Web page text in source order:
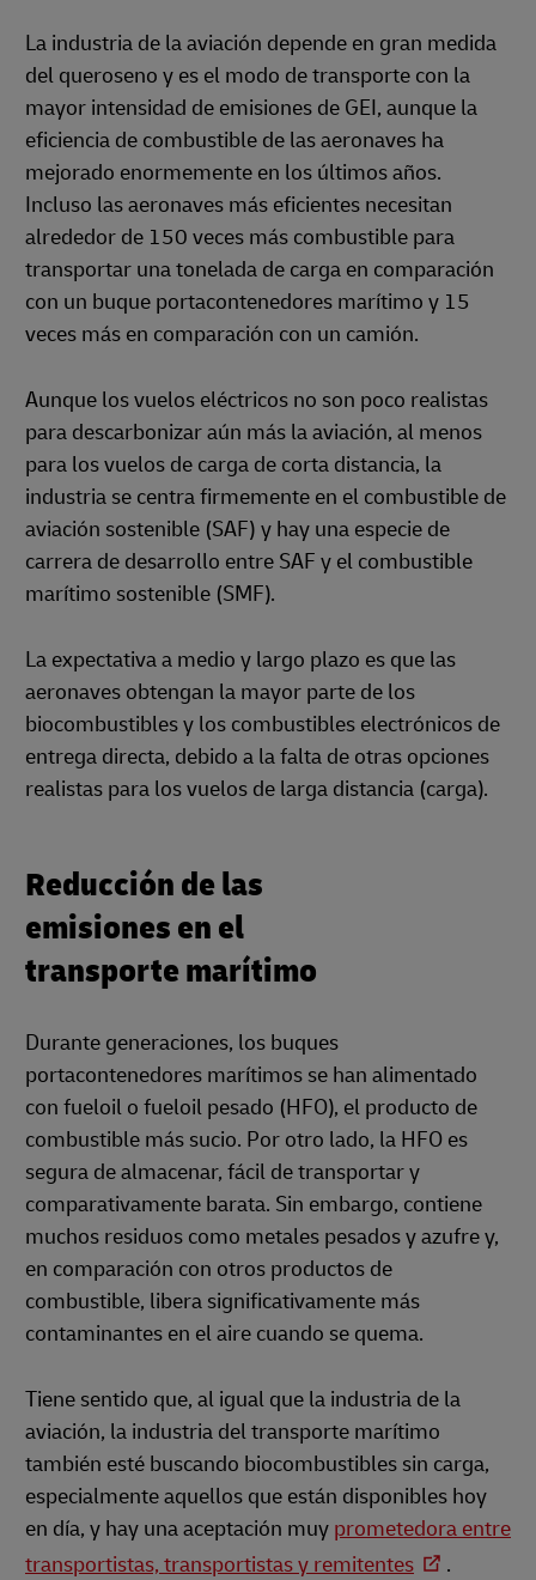
La industria de la aviación depende en gran medida
del queroseno y es el modo de transporte con la
mayor intensidad de emisiones de GEI, aunque la
eficiencia de combustible de las aeronaves ha
mejorado enormemente en los últimos años.
Incluso las aeronaves más eficientes necesitan
alrededor de 150 veces más combustible para
transportar una tonelada de carga en comparación
con un buque portacontenedores marítimo y 15
veces más en comparación con un camión.
Aunque los vuelos eléctricos no son poco realistas
para descarbonizar aún más la aviación, al menos
para los vuelos de carga de corta distancia, la
industria se centra firmemente en el combustible de
aviación sostenible (SAF) y hay una especie de
carrera de desarrollo entre SAF y el combustible
marítimo sostenible (SMF).
La expectativa a medio y largo plazo es que las
aeronaves obtengan la mayor parte de los
biocombustibles y los combustibles electrónicos de
entrega directa, debido a la falta de otras opciones
realistas para los vuelos de larga distancia (carga).
Reducción de las
emisiones en el
transporte marítimo
Durante generaciones, los buques
portacontenedores marítimos se han alimentado
con fueloil o fueloil pesado (HFO), el producto de
combustible más sucio. Por otro lado, la HFO es
segura de almacenar, fácil de transportar y
comparativamente barata. Sin embargo, contiene
muchos residuos como metales pesados y azufre y,
en comparación con otros productos de
combustible, libera significativamente más
contaminantes en el aire cuando se quema.
Tiene sentido que, al igual que la industria de la
aviación, la industria del transporte marítimo
también esté buscando biocombustibles sin carga,
especialmente aquellos que están disponibles hoy
en día, y hay una aceptación muy prometedora entre
transportistas, transportistas y remitentes
.